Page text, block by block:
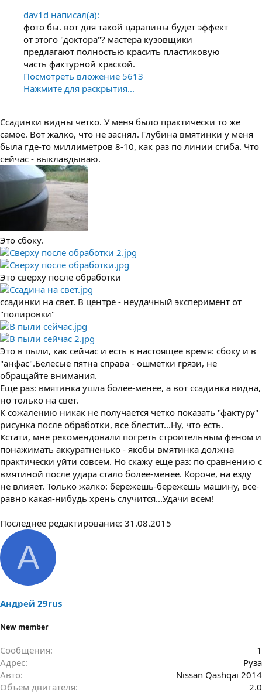
dav1d написал(а):
фото бы. вот для такой царапины будет эффект
от этого "доктора"? мастера кузовщики
предлагают полностью красить пластиковую
часть фактурной краской.
Посмотреть вложение 5613
Нажмите для раскрытия...
Ссадинки видны четко. У меня было практически то же
самое. Вот жалко, что не заснял. Глубина вмятинки у меня
была где-то миллиметров 8-10, как раз по линии сгиба. Что
сейчас - выклавдываю.
Это сбоку.
Это сверху после обработки
ссадинки на свет. В центре - неудачный эксперимент от
"полировки"
Это в пыли, как сейчас и есть в настоящее время: сбоку и в
"анфас".Белесые пятна справа - ошметки грязи, не
обращайте внимания.
Еще раз: вмятинка ушла более-менее, а вот ссадинка видна,
но только на свет.
К сожалению никак не получается четко показать "фактуру"
рисунка после обработки, все блестит...Ну, что есть.
Кстати, мне рекомендовали погреть строительным феном и
понажимать аккуратненько - якобы вмятинка должна
практически уйти совсем. Но скажу еще раз: по сравнению с
вмятиной после удара стало более-менее. Короче, на езду
не влияет. Только жалко: бережешь-бережешь машину, все-
равно какая-нибудь хрень случится...Удачи всем!
Последнее редактирование: 31.08.2015
А
Андрей 29rus
New member
Сообщения
1
Адрес
Руза
Авто
Nissan Qashqai 2014
Объем двигателя
2.0